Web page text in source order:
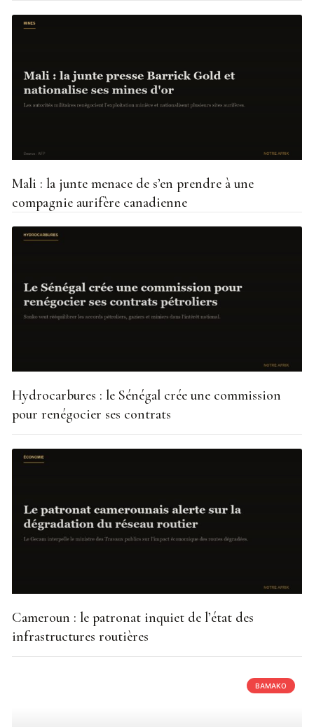
Mali : la junte menace de s’en prendre à une
compagnie aurifère canadienne
Hydrocarbures : le Sénégal crée une commission
pour renégocier ses contrats
Cameroun : le patronat inquiet de l’état des
infrastructures routières
BAMAKO